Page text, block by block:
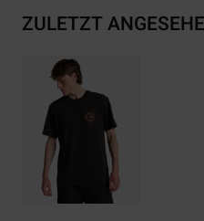
ZULETZT